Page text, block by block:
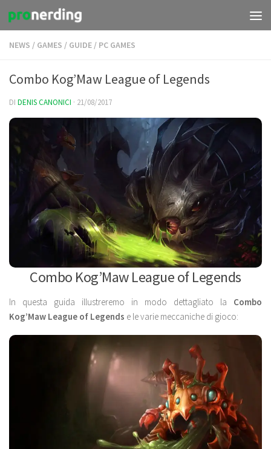
Salta al contenuto
NEWS / GAMES / GUIDE / PC GAMES
Combo Kog’Maw League of Legends
DI DENIS CANONICI · 21/08/2017
Combo Kog’Maw League of Legends
In questa guida illustreremo in modo dettagliato la Combo
Kog’Maw League of Legends e le varie meccaniche di gioco: